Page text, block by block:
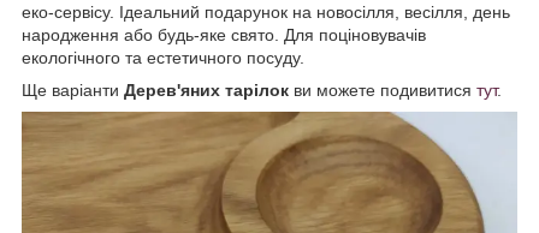
еко-сервісу. Ідеальний подарунок на новосілля, весілля, день
народження або будь-яке свято. Для поціновувачів
екологічного та естетичного посуду.
Ще варіанти Дерев'яних тарілок ви можете подивитися тут.